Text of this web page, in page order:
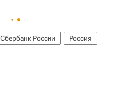
Сбербанк России Россия